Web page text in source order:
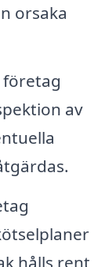
orsaka
företag
av
hålls rent